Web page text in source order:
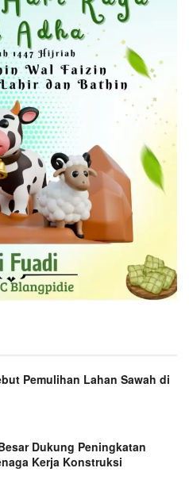
Pemulihan Lahan Sawah di
Dukung Peningkatan
Kerja Konstruksi